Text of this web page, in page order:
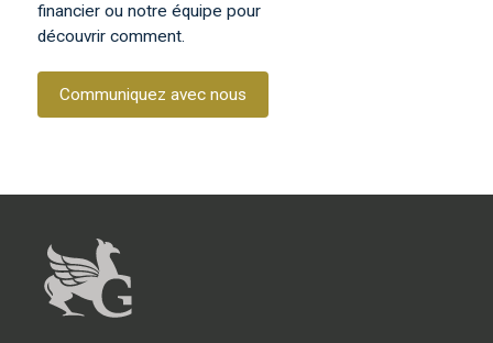
financier ou notre équipe pour
découvrir comment.
Communiquez avec nous